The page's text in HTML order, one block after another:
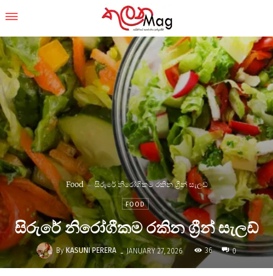
Food සිරුරේ නිරෝගීකම රකින ග්‍රීන් සැලඩ්
FOOD
සිරුරේ නිරෝගීකම රකින ග්‍රීන් සැලඩ්
By KASUNI PERERA - JANUARY 27, 2026 36 0